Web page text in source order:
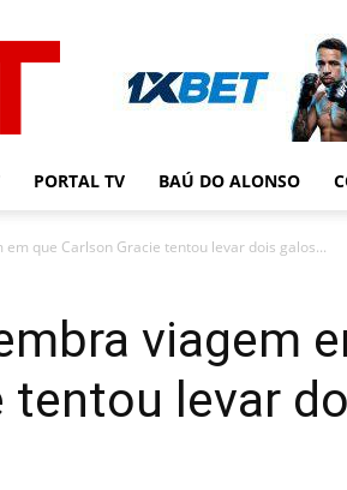
PORTAL TV BAÚ DO ALONSO
que Carlson Gracie tentou levar dois galos...
viagem
tentou levar